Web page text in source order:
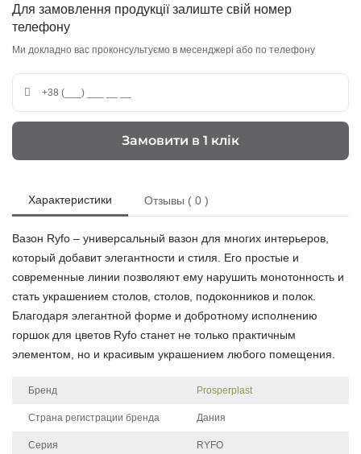
Для замовлення продукції залиште свій номер
телефону
Ми докладно вас проконсультуємо в месенджері або по телефону
Замовити в 1 клік
Характеристики Отзывы ( 0 )
Вазон Ryfo – универсальный вазон для многих интерьеров,
который добавит элегантности и стиля. Его простые и
современные линии позволяют ему нарушить монотонность и
стать украшением столов, столов, подоконников и полок.
Благодаря элегантной форме и добротному исполнению
горшок для цветов Ryfo станет не только практичным
элементом, но и красивым украшением любого помещения.
Бренд Prosperplast
Страна регистрации бренда Дания
Серия RYFO